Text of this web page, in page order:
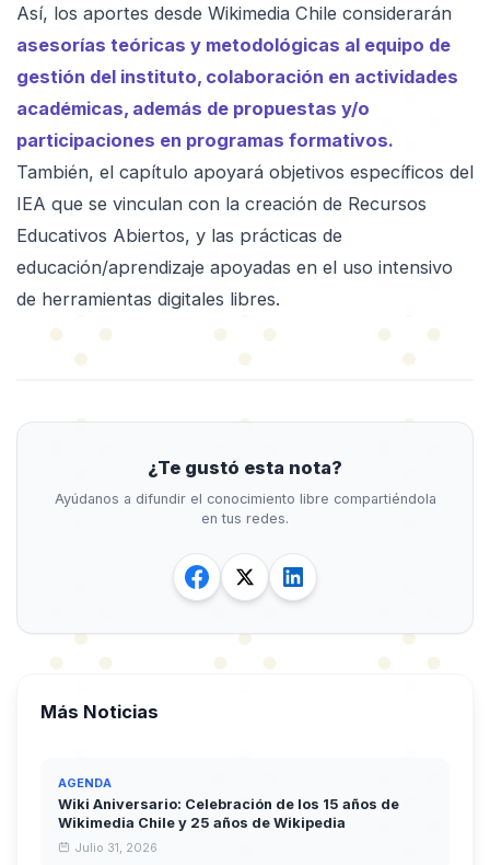
Así, los aportes desde Wikimedia Chile considerarán
asesorías teóricas y metodológicas al equipo de
gestión del instituto, colaboración en actividades
académicas, además de propuestas y/o
participaciones en programas formativos.
También, el capítulo apoyará objetivos específicos del
IEA que se vinculan con la creación de Recursos
Educativos Abiertos, y las prácticas de
educación/aprendizaje apoyadas en el uso intensivo
de herramientas digitales libres.
¿Te gustó esta nota?
Ayúdanos a difundir el conocimiento libre compartiéndola
en tus redes.
Más Noticias
AGENDA
Wiki Aniversario: Celebración de los 15 años de
Wikimedia Chile y 25 años de Wikipedia
Julio 31, 2026